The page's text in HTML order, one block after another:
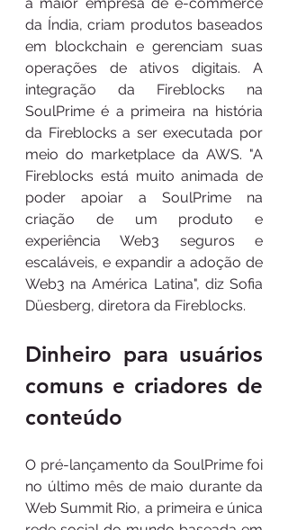
da Índia, criam produtos baseados
em blockchain e gerenciam suas
operações de ativos digitais. A
integração da Fireblocks na
SoulPrime é a primeira na história
da Fireblocks a ser executada por
meio do marketplace da AWS. "A
Fireblocks está muito animada de
poder apoiar a SoulPrime na
criação de um produto e
experiência Web3 seguros e
escaláveis, e expandir a adoção de
Web3 na América Latina", diz Sofia
Düesberg, diretora da Fireblocks.
Dinheiro para usuários
comuns e criadores de
conteúdo
O pré-lançamento da SoulPrime foi
no último mês de maio durante da
Web Summit Rio, a primeira e única